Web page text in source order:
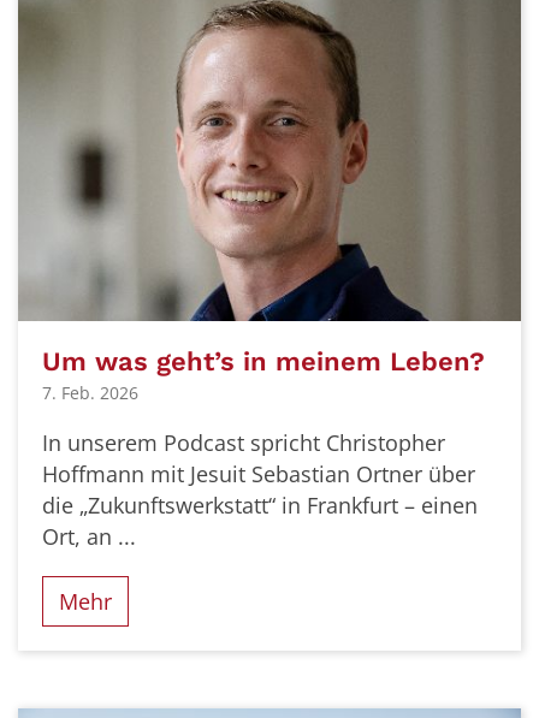
Um was geht’s in meinem Leben?
7. Feb. 2026
In unserem Podcast spricht Christopher
Hoffmann mit Jesuit Sebastian Ortner über
die „Zukunftswerkstatt“ in Frankfurt – einen
Ort, an ...
Mehr